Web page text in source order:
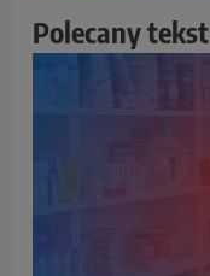
Polecany tekst